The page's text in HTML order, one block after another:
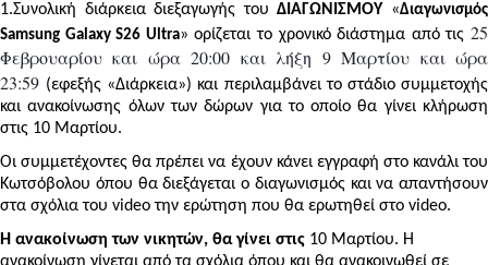
1.Συνολική διάρκεια διεξαγωγής τουΔΙΑΓΩΝΙΣΜΟΥ «Διαγωνισμός
Samsung Galaxy S26 Ultra» ορίζεται το χρονικό διάστημα από τις25
Φεβρουαρίου και ώρα 20:00 και λήξη 9 Μαρτίου και ώρα
23:59 (εφεξής «Διάρκεια») και περιλαμβάνει το στάδιο συμμετοχής
και ανακοίνωσης όλων των δώρων για το οποίο θα γίνει κλήρωση
στις 10 Μαρτίου.
Οι συμμετέχοντες θα πρέπει να έχουν κάνει εγγραφή στο κανάλι του
Κωτσόβολου όπου θα διεξάγεται ο διαγωνισμός και να απαντήσουν
στα σχόλια του video την ερώτηση που θα ερωτηθεί στο video.
Η ανακοίνωση των νικητών, θα γίνει στις 10 Μαρτίου. Η
ανακοίνωση γίνεται από τα σχόλια όπου και θα ανακοινωθεί σε